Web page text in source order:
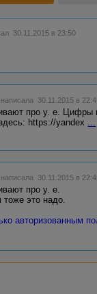
30.11.2015 в 23:50
написала 30.11.2015 в
про у. е.
https://yandex
написала 30.11.2015 в
про у. е.
это надо.
авторизованным